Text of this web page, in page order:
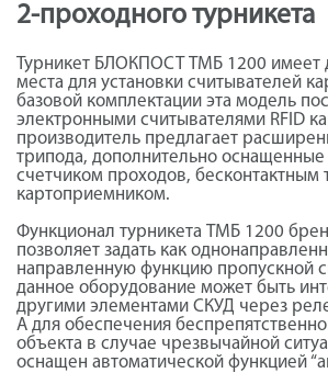
2-проходного турникета
Турникет БЛОКПОСТ ТМБ 1200 имеет
места для установки считывателей
базовой комплектации эта модель
электронными считывателями RFID
производитель предлагает
трипода, дополнительно
счетчиком проходов, бесконтактным
картоприемником.
Функционал турникета ТМБ 1200
позволяет задать как
направленную функцию пропускной
данное оборудование может быть
другими элементами СКУД через реле
А для обеспечения
объекта в случае чрезвычайной
оснащен автоматической функцией